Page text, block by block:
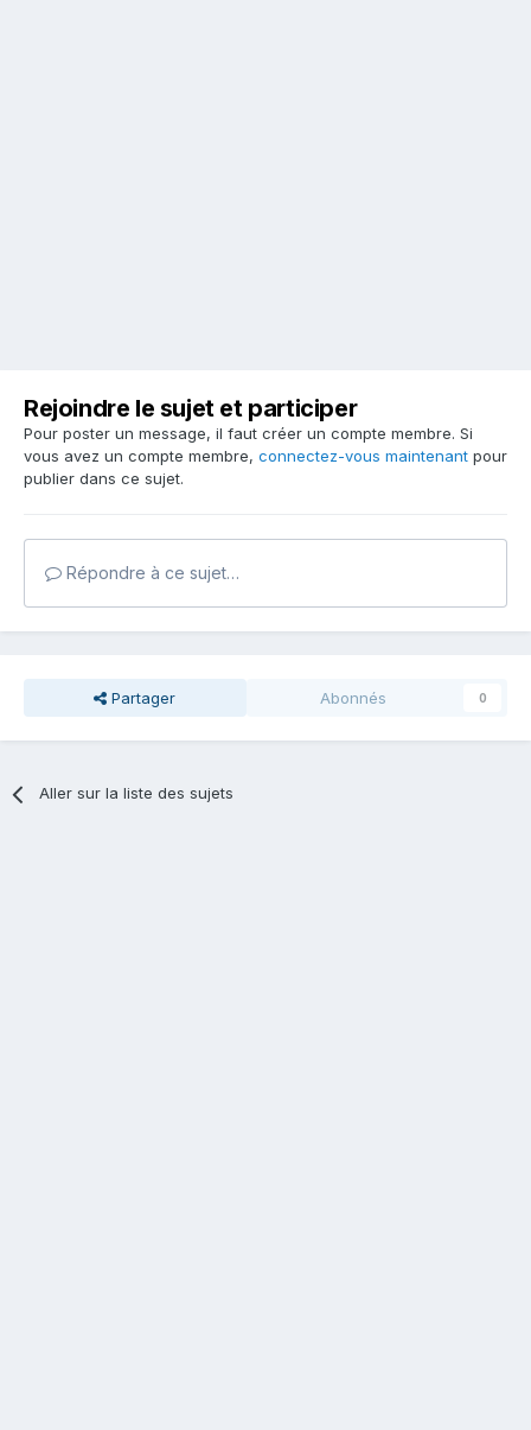
Rejoindre le sujet et participer
Pour poster un message, il faut créer un compte membre. Si
vous avez un compte membre, connectez-vous maintenant pour
publier dans ce sujet.
Répondre à ce sujet…
Partager Abonnés 0
Aller sur la liste des sujets